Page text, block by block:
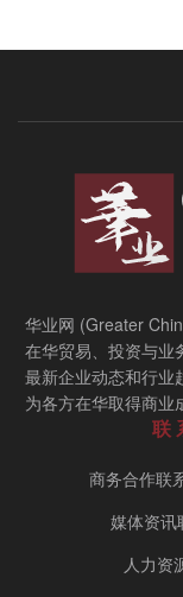
华业网 (Greater
在华贸易、投资与业
最新企业动态和行业
为各方在华取得商业
联
商务合作联
媒体资
人力资